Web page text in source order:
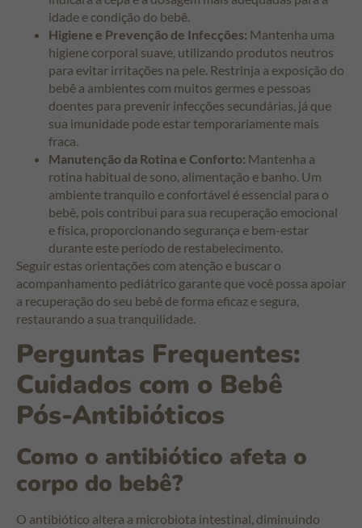
idade e condição do bebê.
Higiene e Prevenção de Infecções: Mantenha uma
higiene corporal suave, utilizando produtos neutros
para evitar irritações na pele. Restrinja a exposição do
bebê a ambientes com muitos germes e pessoas
doentes para prevenir infecções secundárias, já que
sua imunidade pode estar temporariamente mais
fraca.
Manutenção da Rotina e Conforto: Mantenha a
rotina habitual de sono, alimentação e banho. Um
ambiente tranquilo e confortável é essencial para o
bebê, pois contribui para sua recuperação emocional
e física, proporcionando segurança e bem-estar
durante este período de restabelecimento.
Seguir estas orientações com atenção e buscar o
acompanhamento pediátrico garante que você possa apoiar
a recuperação do seu bebê de forma eficaz e segura,
restaurando a sua tranquilidade.
Perguntas Frequentes:
Cuidados com o Bebê
Pós-Antibióticos
Como o antibiótico afeta o
corpo do bebê?
O antibiótico altera a microbiota intestinal, diminuindo